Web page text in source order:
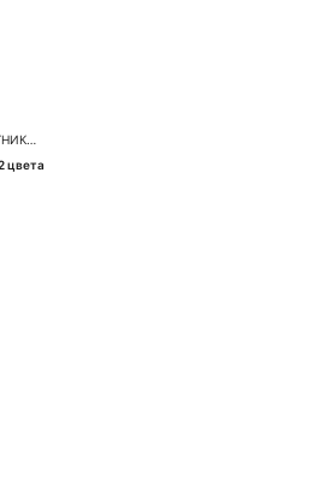
ПЛАТЬЕ ИЗ ВИСКОЗЫ С ВОРОТНИКОМ ПОЛО
цвета